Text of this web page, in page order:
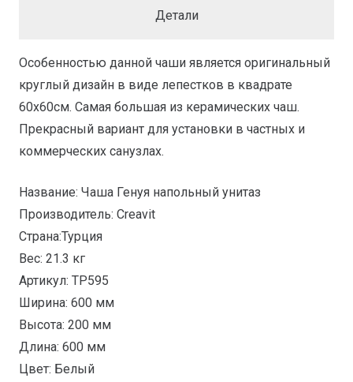
Детали
Особенностью данной чаши является оригинальный
круглый дизайн в виде лепестков в квадрате
60х60см. Самая большая из керамических чаш.
Прекрасный вариант для установки в частных и
коммерческих санузлах.
Название: Чаша Генуя напольный унитаз
Производитель: Creavit
Страна:Турция
Вес: 21.3 кг
Артикул: TP595
Ширина: 600 мм
Высота: 200 мм
Длина: 600 мм
Цвет: Белый